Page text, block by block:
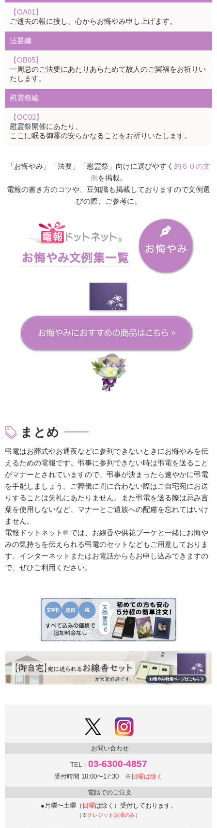
【OA01】
ご逝去の報に接し、心からお悔やみ申し上げます。
法要編
【OB05】
一周忌のご法要にあたりあらためて故人のご冥福をお祈りい
たします。
慰霊祭編
【OC03】
慰霊祭開催にあたり、
ここに眠る御霊の安らかなることをお祈りいたします。
「お悔やみ」「法要」「慰霊祭」向けに選びやすく 約６０の文
例を掲載。
電報の書き方のコツや、豆知識も掲載しておりますので文例選
びの際、ご参考に。
まとめ
弔電はお葬式やお通夜などに参列できないときにお悔やみを伝
えるための電報です。弔事に参列できない時は弔電を送ること
がマナーとされていますので、弔事が決まったら速やかに弔電
を手配しましょう。ご葬儀に間に合わない際はご自宅宛にお送
りすることは失礼にあたりません。また弔電を送る際は忌み言
葉を使用しないなど、マナーとご遺族への配慮を忘れてはいけ
ません。
電報ドットネット® では、お線香や供花ブーケと一緒にお悔や
みの気持ちを伝えられる弔電のセットなどもご用意しておりま
す。インターネットまたはお電話からもお申し込みできますの
で、ぜひご利用ください。
お問い合わせ
TEL： 03-6300-4857
受付時間 10:00〜17:30 ※ 日曜は除く
電話でのご注文
●月曜〜土曜（ 日曜は除く）受付しております。
（※クレジット決済のみ）